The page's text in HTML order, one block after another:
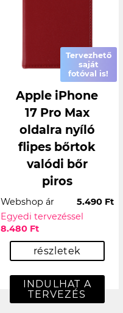
Tervezhető
saját
fotóval is!
Apple iPhone
17 Pro Max
oldalra nyíló
flipes bőrtok
valódi bőr
piros
Webshop ár
5.490 Ft
Egyedi tervezéssel
8.480 Ft
részletek
INDULHAT A
TERVEZÉS